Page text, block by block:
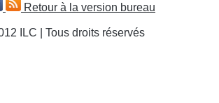
Retour à la version bureau
ILC | Tous droits réservés